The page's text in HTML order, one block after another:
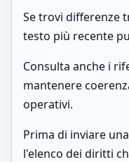
Se trovi differenze
testo più recente
Consulta anche i
mantenere
operativi.
Prima di inviare
l'elenco dei diritti